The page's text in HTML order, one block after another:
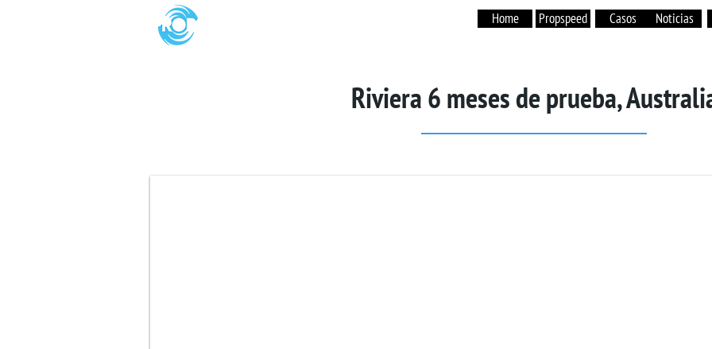
Produtos Casos Notícias Garantia
Home Propspeed Casos Noticias
Riviera 6 meses de prueba,